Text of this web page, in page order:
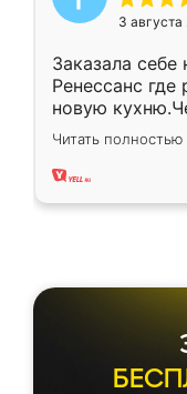
3 августа
Заказала
Ренессанс где
новую
вполне
два года,
Читать полностью